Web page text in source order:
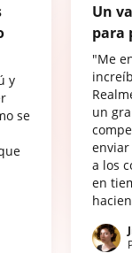
y
se
Un
para
"Me
un
a los
en